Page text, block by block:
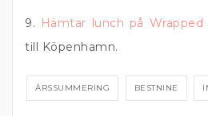
9. Hämtar lunch på Wrapped
till Köpenhamn.
ÅRSSUMMERING BESTNINE